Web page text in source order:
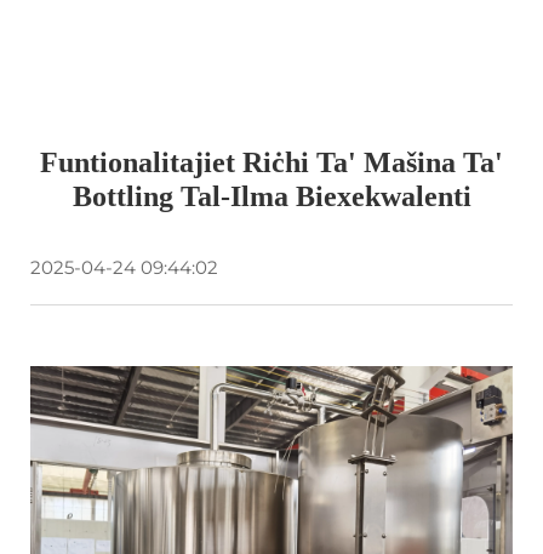
Funtionalitajiet Riċhi Ta' Mašina Ta'
Bottling Tal-Ilma Biexekwalenti
2025-04-24 09:44:02